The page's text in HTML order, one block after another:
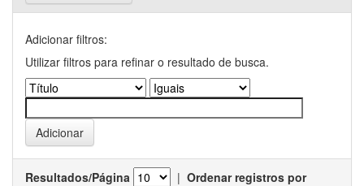
Adicionar filtros:
Utilizar filtros para refinar o resultado de busca.
Resultados/Página | Ordenar registros por